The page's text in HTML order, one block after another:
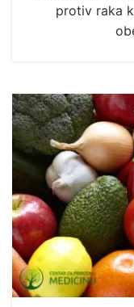
protiv raka